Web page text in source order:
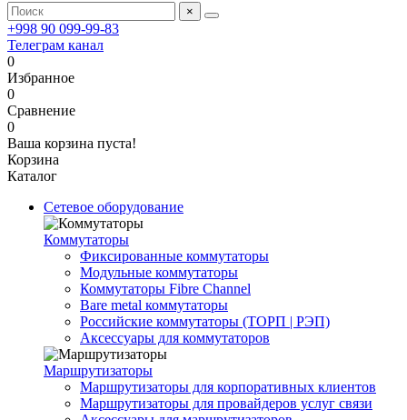
×
+998 90 099-99-83
Телеграм канал
0
Избранное
0
Сравнение
0
Ваша корзина пуста!
Корзина
Каталог
Сетевое оборудование
Коммутаторы
Фиксированные коммутаторы
Модульные коммутаторы
Коммутаторы Fibre Channel
Bare metal коммутаторы
Российские коммутаторы (ТОРП | РЭП)
Аксессуары для коммутаторов
Маршрутизаторы
Маршрутизаторы для корпоративных клиентов
Маршрутизаторы для провайдеров услуг связи